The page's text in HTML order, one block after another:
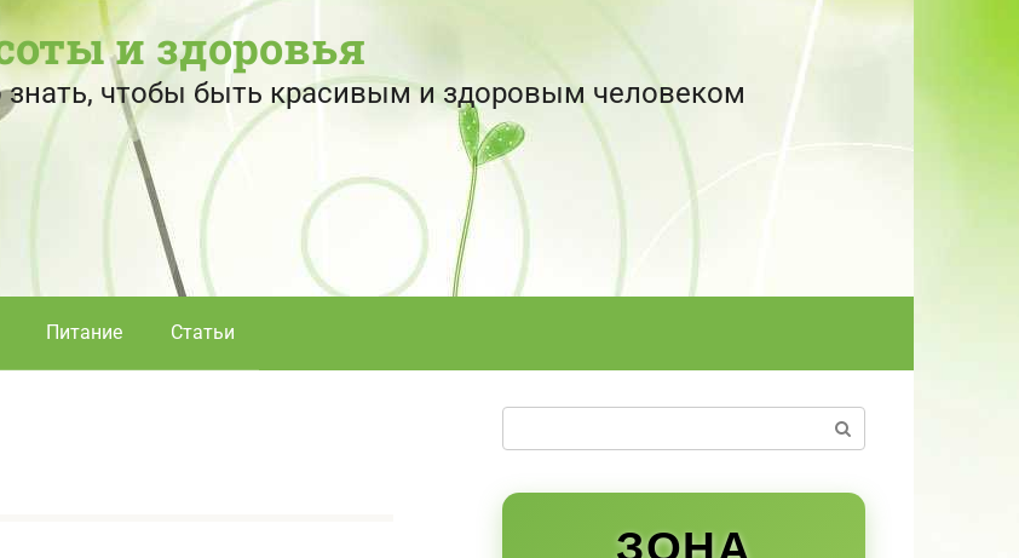
и здоровья
знать, чтобы быть красивым и здоровым человеком
Питание Статьи
ЗОНА